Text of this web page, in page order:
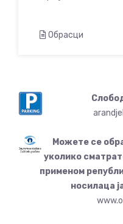
Обрасци
Можете се
уколико
применом
носилаца